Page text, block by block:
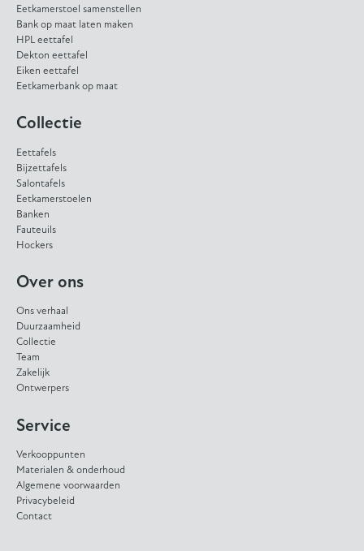
Eetkamerstoel samenstellen
Bank op maat laten maken
HPL eettafel
Dekton eettafel
Eiken eettafel
Eetkamerbank op maat
Collectie
Eettafels
Bijzettafels
Salontafels
Eetkamerstoelen
Banken
Fauteuils
Hockers
Over ons
Ons verhaal
Duurzaamheid
Collectie
Team
Zakelijk
Ontwerpers
Service
Verkooppunten
Materialen & onderhoud
Algemene voorwaarden
Privacybeleid
Contact